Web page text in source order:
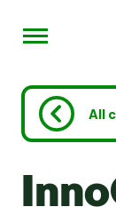
sisältöön
Menu
All